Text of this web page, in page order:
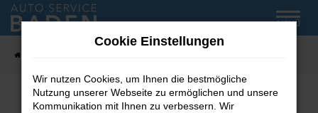
Zum
Hauptinhalt
MENÜ
Cookie Einstellungen
Wir nutzen Cookies, um Ihnen die bestmögliche
Nutzung unserer Webseite zu ermöglichen und unsere
Kommunikation mit Ihnen zu verbessern. Wir